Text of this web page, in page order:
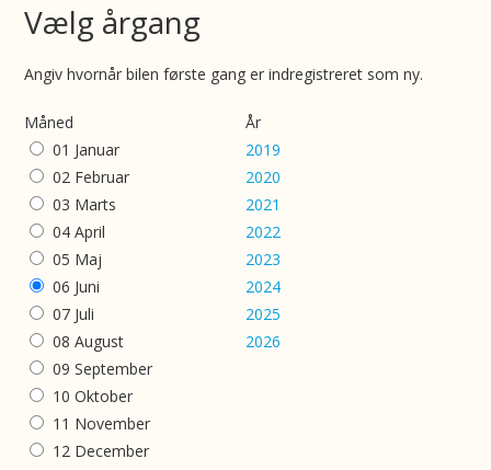
Vælg årgang
Angiv hvornår bilen første gang er indregistreret som ny.
Måned
01 Januar
02 Februar
03 Marts
04 April
05 Maj
06 Juni
07 Juli
08 August
09 September
10 Oktober
11 November
12 December
År
2019
2020
2021
2022
2023
2024
2025
2026